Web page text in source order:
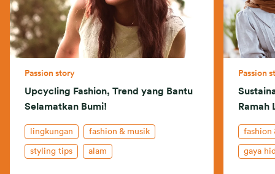
Passion story
Upcycling Fashion, Trend yang Bantu
Selamatkan Bumi!
lingkungan fashion & musik
styling tips alam
Passion
Ramah
fashion
gaya